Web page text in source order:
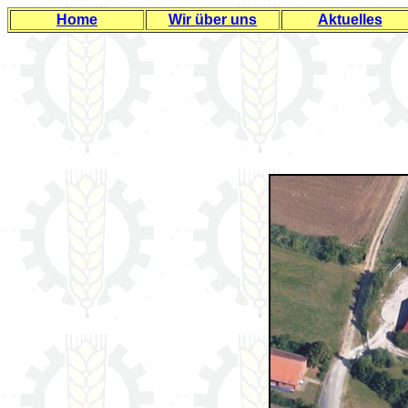
Home Wir über uns Aktuelles